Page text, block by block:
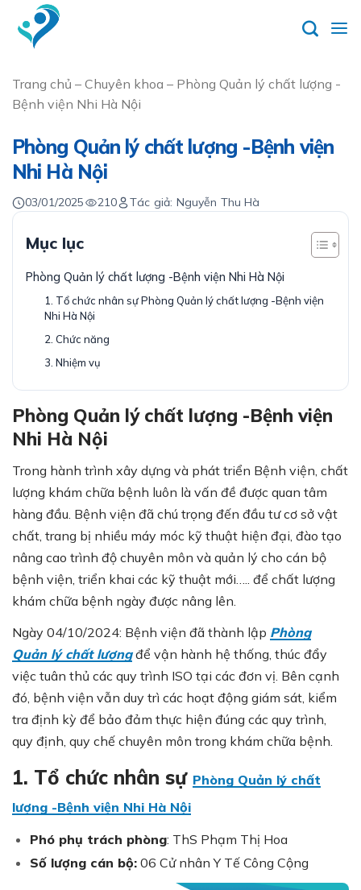
content
Trang chủ – Chuyên khoa – Phòng Quản lý chất lượng -
Bệnh viện Nhi Hà Nội
Phòng Quản lý chất lượng -Bệnh viện
Nhi Hà Nội
Tác giả: Nguyễn Thu Hà
03/01/2025 210
Mục lục
Phòng Quản lý chất lượng -Bệnh viện Nhi Hà Nội
1. Tổ chức nhân sự Phòng Quản lý chất lượng -Bệnh viện
Nhi Hà Nội
2. Chức năng
3. Nhiệm vụ
Phòng Quản lý chất lượng -Bệnh viện
Nhi Hà Nội
Trong hành trình xây dựng và phát triển Bệnh viện, chất
lượng khám chữa bệnh luôn là vấn đề được quan tâm
hàng đầu. Bệnh viện đã chú trọng đến đầu tư cơ sở vật
chất, trang bị nhiều máy móc kỹ thuật hiện đại, đào tạo
nâng cao trình độ chuyên môn và quản lý cho cán bộ
bệnh viện, triển khai các kỹ thuật mới….. để chất lượng
khám chữa bệnh ngày được nâng lên.
Ngày 04/10/2024: Bệnh viện đã thành lập Phòng
Quản lý chất lượngđể vận hành hệ thống, thúc đẩy
việc tuân thủ các quy trình ISO tại các đơn vị. Bên cạnh
đó, bệnh viện vẫn duy trì các hoạt động giám sát, kiểm
tra định kỳ để bảo đảm thực hiện đúng các quy trình,
quy định, quy chế chuyên môn trong khám chữa bệnh.
1. Tổ chức nhân sự Phòng Quản lý chất
lượng -Bệnh viện Nhi Hà Nội
Phó phụ trách phòng: ThS Phạm Thị Hoa
Số lượng cán bộ: 06 Cử nhân Y Tế Công Cộng